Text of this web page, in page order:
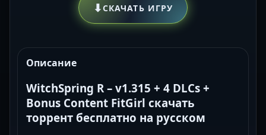
⬇СКАЧАТЬ ИГРУ
Описание
WitchSpring R – v1.315 + 4 DLCs +
Bonus Content FitGirl скачать
торрент бесплатно на русском